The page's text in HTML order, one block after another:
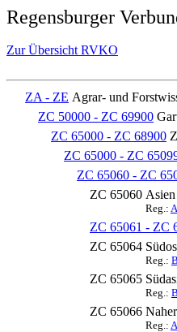
Regensburger
Zur Übersicht RVKO
ZA - ZE Agrar- und
ZC 50000 - ZC 69900
ZC 65000 - ZC 68900
ZC 65000 - ZC
ZC 65060 - ZC
ZC 65060
Reg.:
ZC 65061 - ZC
ZC 65064
Reg.:
ZC 65065
Reg.:
ZC 65066
Reg.: